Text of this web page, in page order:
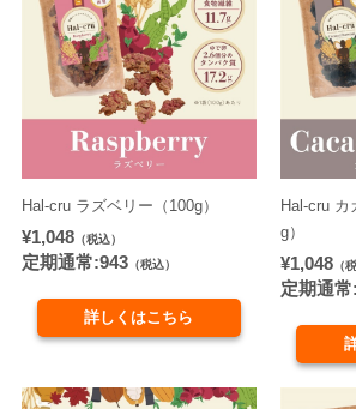
Hal-cru ラズベリー（100g）
¥1,048（税込）
定期通常:943（税込）
詳しくはこちら
Hal-cru カ
g）
¥1,048 （
定期通